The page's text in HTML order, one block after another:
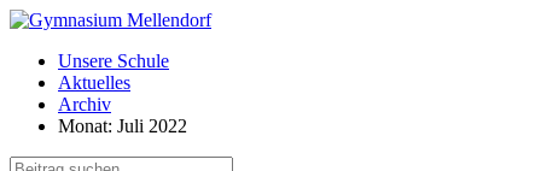
Zum
wechselnUnsere Schule
Aktuelles
Archiv
Monat: Juli 2022
Search